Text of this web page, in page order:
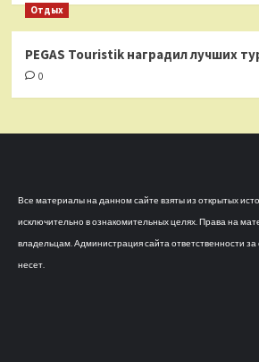
Отдых
PEGAS Touristik наградил лучших
0
Все материалы на данном сайте взяты из открытых
исключительно в ознакомительных целях. Права на
владельцам. Администрация сайта ответственности
несет.